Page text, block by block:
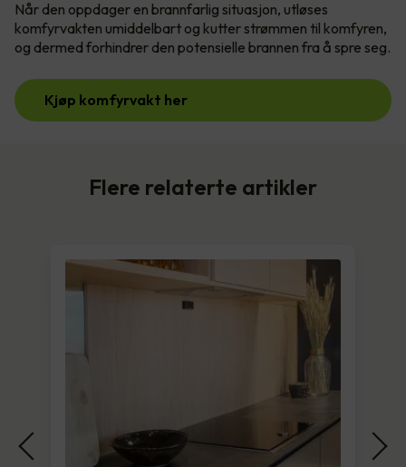
Når den oppdager en brannfarlig situasjon, utløses
komfyrvakten umiddelbart og kutter strømmen til komfyren,
og dermed forhindrer den potensielle brannen fra å spre seg.
Kjøp komfyrvakt her
Flere relaterte artikler